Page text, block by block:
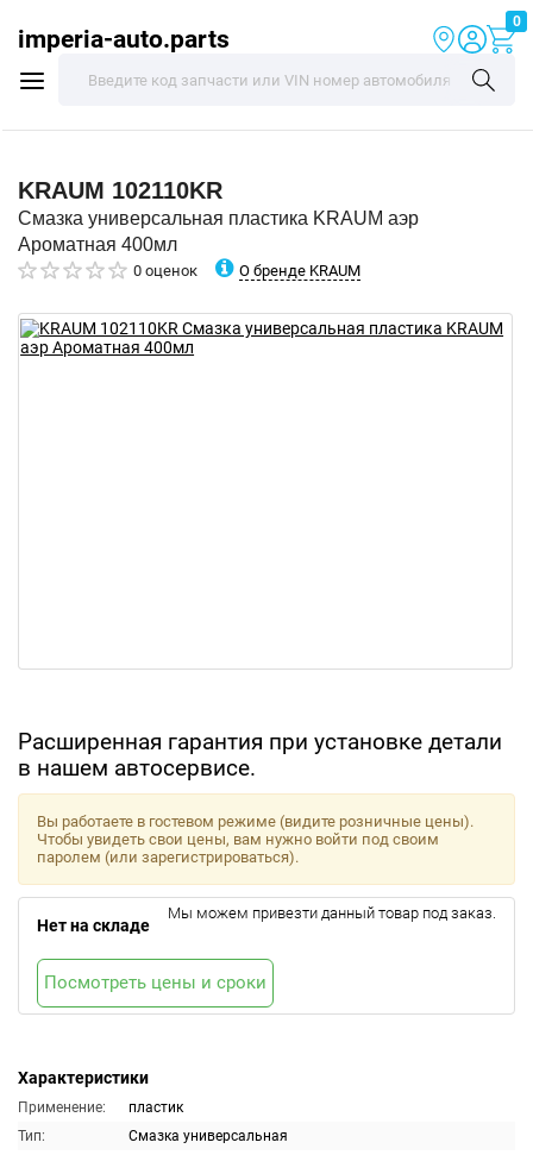
imperia-auto.parts
0
KRAUM 102110KR
Смазка универсальная пластика KRAUM аэр
Ароматная 400мл
0 оценок О бренде KRAUM
Расширенная гарантия при установке детали
в нашем автосервисе.
Характеристики
Применение:
пластик
Тип:
Смазка универсальная
Вы работаете в гостевом режиме (видите розничные цены).
Чтобы увидеть свои цены, вам нужно войти под своим
паролем (или зарегистрироваться).
Нет на складе
Мы можем привезти данный товар под заказ.
Посмотреть цены и сроки